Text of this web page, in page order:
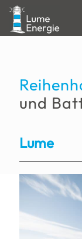
und
Lume